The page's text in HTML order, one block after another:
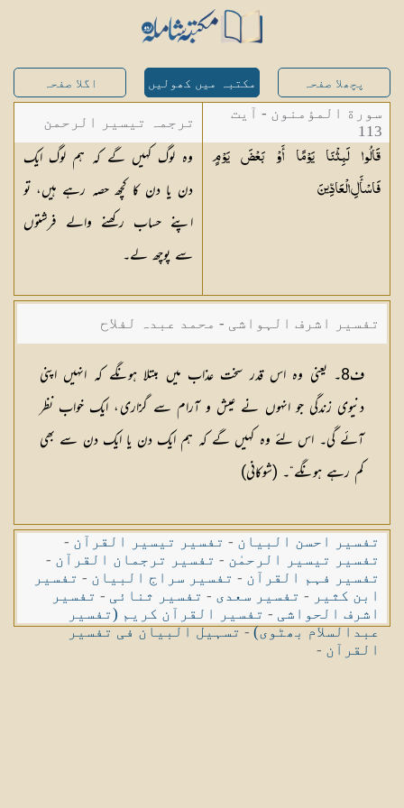
پچھلا صفحہ مکتبہ میں کھولیں اگلا صفحہ
سورة المؤمنون - آیت
113
قَالُوا لَبِثْنَا يَوْمًا أَوْ بَعْضَ يَوْمٍ
فَاسْأَلِالْعَادِّينَ
ترجمہ تیسیر الرحمن
لبیان القرآن - محمد
لقمان سلفی
وہ لوگ کہیں گے کہ ہم لوگ ایک
دن یا دن کا کچھ حصہ رہے ہیں، تو
اپنے حساب رکھنے والے فرشتوں
سے پوچھ لے۔
تفسیر اشرف الہواشی - محمد عبدہ لفلاح
ف8۔ یعنی وہ اس قدر سخت عذاب میں مبتلا ہونگے کہ انہیں اپنی
دنیوی زندگی جو انہوں نے عیش و آرام سے گزاری، ایک خواب نظر
آئے گی۔ اس لئے وہ کہیں گے کہ ہم ایک دن یا ایک دن سے بھی
کم رہے ہونگے“۔ (شوکانی)
تفسیر احسن البیان - تفسیر تیسیر القرآن -
تفسیر تیسیر الرحمٰن - تفسیر ترجمان القرآن -
تفسیر فہم القرآن - تفسیر سراج البیان - تفسیر
ابن کثیر - تفسیر سعدی - تفسیر ثنائی - تفسیر
اشرف الحواشی - تفسیر القرآن کریم (تفسیر
عبدالسلام بھٹوی)-تسہیل البیان فی تفسیر
القرآن -